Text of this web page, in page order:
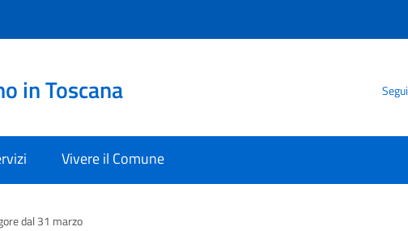
in Toscana
Vivere il Comune
dal 31 marzo